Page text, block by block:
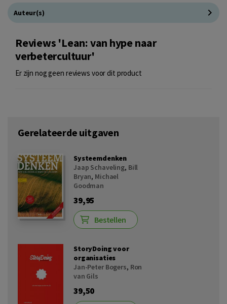
Auteur(s)
Reviews 'Lean: van hype naar
verbetercultuur'
Er zijn nog geen reviews voor dit product
Gerelateerde uitgaven
Systeemdenken
Jaap Schaveling, Bill
Bryan, Michael
Goodman
39,95
Bestellen
StoryDoing voor
organisaties
Jan-Peter Bogers, Ron
van Gils
39,50